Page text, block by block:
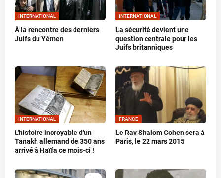
INTERNATIONAL
À la rencontre des derniers
Juifs du Yémen
INTERNATIONAL
La sécurité devient une
question centrale pour les
Juifs britanniques
INTERNATIONAL
L'histoire incroyable d'un
Tanakh allemand de 350 ans
arrivé à Haïfa ce mois-ci !
FRANCE
Le Rav Shalom Cohen sera à
Paris, le 22 mars 2015